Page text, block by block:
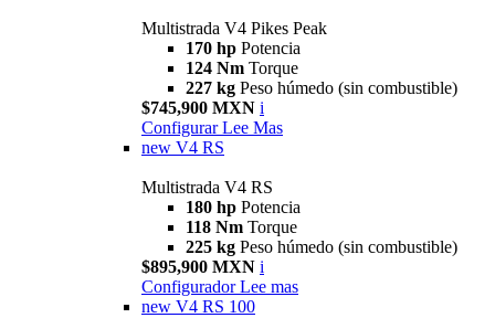
Multistrada V4 Pikes Peak
170 hp Potencia
124 Nm Torque
227 kg Peso húmedo (sin combustible)
$745,900 MXN i
Configurar Lee Mas
new V4 RS
Multistrada V4 RS
180 hp Potencia
118 Nm Torque
225 kg Peso húmedo (sin combustible)
$895,900 MXN i
Configurador Lee mas
new V4 RS 100